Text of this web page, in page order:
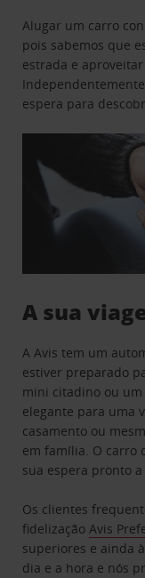
Alugar um carro
pois sabemos que
estrada e
espera para
A sua
A Avis tem um
estiver preparado
mini citadino ou um
elegante para uma
casamento ou
em família. O carro
sua espera pronto
Os clientes
fidelizaçãoAvis
superiores e ainda
dia e a hora e nós